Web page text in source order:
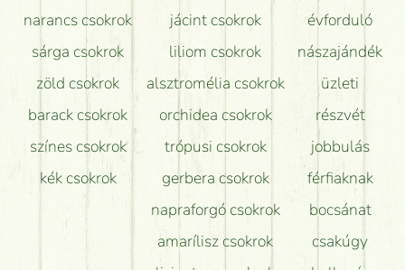
narancs csokrok
sárga csokrok
zöld csokrok
barack csokrok
színes csokrok
kék csokrok
jácint csokrok
liliom csokrok
alsztromélia csokrok
orchidea csokrok
trópusi csokrok
gerbera csokrok
napraforgó csokrok
amarílisz csokrok
évforduló
nászajándék
üzleti
részvét
jobbulás
férfiaknak
bocsánat
csakúgy